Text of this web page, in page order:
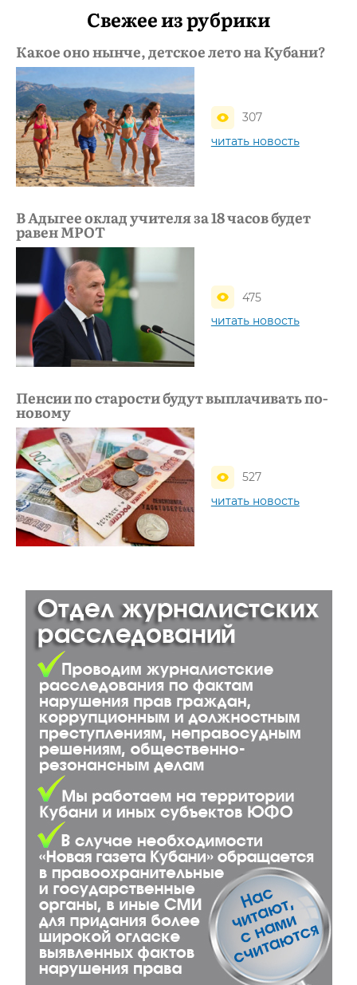
Свежее из рубрики
Какое оно нынче, детское лето на Кубани?
307
читать новость
В Адыгее оклад учителя за 18 часов будет
равен МРОТ
475
читать новость
Пенсии по старости будут выплачивать по-
новому
527
читать новость